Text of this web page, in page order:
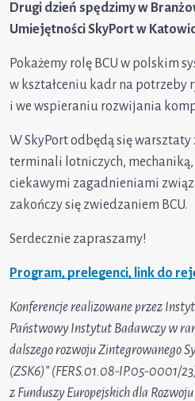
Drugi dzień spędzimy w
Umiejętności SkyPort w
Pokażemy rolę BCU w polskim
w kształceniu kadr na potrzeby
i we wspieraniu rozwijania
W SkyPort odbędą się
terminali lotniczych,
ciekawymi zagadnieniami
zakończy się zwiedzaniem BCU.
Serdecznie zapraszamy!
Program, prelegenci, link do
Konferencje realizowane przez
Państwowy Instytut Badawczy w
dalszego rozwoju Zintegrowanego
(ZSK6)” (FERS.01.08-IP.05-0001/
z Funduszy Europejskich dla Rozwoju